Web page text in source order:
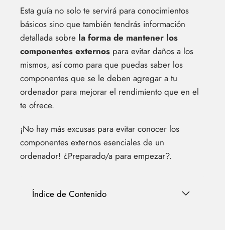
Esta guía no solo te servirá para conocimientos
básicos sino que también tendrás información
detallada sobre la forma de mantener los
componentes externos para evitar daños a los
mismos, así como para que puedas saber los
componentes que se le deben agregar a tu
ordenador para mejorar el rendimiento que en el
te ofrece.
¡No hay más excusas para evitar conocer los
componentes externos esenciales de un
ordenador! ¿Preparado/a para empezar?.
Índice de Contenido